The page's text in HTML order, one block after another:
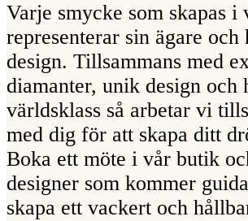
Varje smycke som skapas i
representerar sin ägare och
design. Tillsammans med
diamanter, unik design och
världsklass så arbetar vi
med dig för att skapa ditt
Boka ett möte i vår butik
designer som kommer
skapa ett vackert och